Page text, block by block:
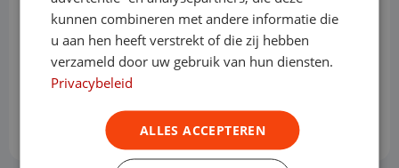
Slottermijn
€ 791,57
kunnen combineren met andere informatie die
u aan hen heeft verstrekt of die zij hebben
verzameld door uw gebruik van hun diensten.
Privacybeleid
ALLES ACCEPTEREN